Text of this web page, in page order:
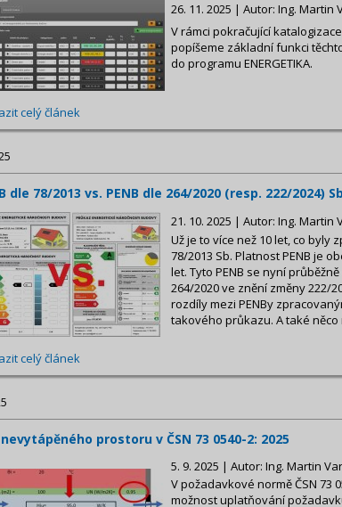
26. 11. 2025 | Autor: Ing. Martin
V rámci pokračující
popíšeme základní funkci
do programu ENERGETIKA.
celý článek
dle 78/2013 vs. PENB dle 264/2020 (resp. 222/2024)
21. 10. 2025 | Autor: Ing. Martin
Už je to více než 10 let, co byly
78/2013 Sb. Platnost PENB je
let. Tyto PENB se nyní
264/2020 ve znění změny 222/
rozdíly mezi PENBy
takového průkazu. A také něco
celý článek
prostoru v ČSN 73 0540-2: 2025
5. 9. 2025 | Autor: Ing. Martin
V požadavkové normě ČSN 73
možnost uplatňování